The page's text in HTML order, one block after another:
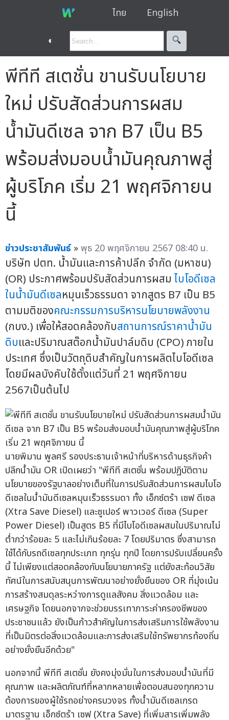
ไทย English
◐ 🔍︎
พีทีที สเตชั่น ขานรับนโยบาย
ใหม่ ปรับสัดส่วนการผสม
น้ำมันดีเซล จาก B7 เป็น B5
พร้อมส่งมอบน้ำมันคุณภาพสู่
ผู้บริโภค เริ่ม 21 พฤศจิกายน
นี้
ข่าวประชาสัมพันธ์ »พุธ 20 พฤศจิกายน 2567 08:40 น.
บริษัท ปตท. น้ำมันและการค้าปลีก จำกัด (มหาชน)
(OR) ประกาศพร้อมปรับสัดส่วนการผสมไบโอดีเซล
ในน้ำมันดีเซลหมุนเร็วธรรมดา จากสูตร B7 เป็น B5
ตามมติของคณะกรรมการบริหารนโยบายพลังงาน
(กบง.) เพื่อให้สอดคล้องกับสถานการณ์ราคาน้ำมัน
ดิบและปริมาณสต๊อกน้ำมันปาล์มดิบ (CPO) ภายใน
ประเทศ ซึ่งเป็นวัตถุดิบสำคัญในการผลิตไบโอดีเซล
โดยมีผลบังคับใช้ตั้งแต่วันที่ 21 พฤศจิกายน
2567เป็นต้นไป
นายพิมาน พูลศรี รองประธานเจ้าหน้าที่บริหารด้านธุรกิจค้า
ปลีกน้ำมัน OR เปิดเผยว่า "พีทีที สเตชั่น พร้อมปฏิบัติตาม
นโยบายของรัฐบาลอย่างเต็มที่ในการปรับสัดส่วนการผสมไบโอ
ดีเซลในน้ำมันดีเซลหมุนเร็วธรรมดา ทั้ง เอ็กซ์ตร้า เซฟ ดีเซล
(Xtra Save Diesel) และซูเปอร์ พาวเวอร์ ดีเซล (Super
Power Diesel) เป็นสูตร B5 ที่มีไบโอดีเซลผสมในปริมาณไม่
ต่ำกว่าร้อยละ 5 และไม่เกินร้อยละ 7 โดยปริมาตร ซึ่งสามารถ
ใช้ได้กับรถดีเซลทุกประเภท ทุกรุ่น ทุกปี โดยการปรับเปลี่ยนครั้ง
นี้ ไม่เพียงแต่สอดคล้องกับนโยบายภาครัฐ แต่ยังสะท้อนวิสัย
ทัศน์ในการสนับสนุนการพัฒนาอย่างยั่งยืนของ OR ที่มุ่งเน้น
การสร้างสมดุลระหว่างการดูแลสังคม สิ่งแวดล้อม และ
เศรษฐกิจ โดยนอกจากจะช่วยบรรเทาภาระค่าครองชีพของ
ประชาชนแล้ว ยังเป็นก้าวสำคัญในการส่งเสริมการใช้พลังงาน
ที่เป็นมิตรต่อสิ่งแวดล้อมและการส่งเสริมใช้ทรัพยากรท้องถิ่น
อย่างยั่งยืนอีกด้วย"
นอกจากนี้ พีทีที สเตชั่น ยังคงมุ่งมั่นในการส่งมอบน้ำมันที่มี
คุณภาพ และผลิตภัณฑ์ที่หลากหลายเพื่อตอบสนองทุกความ
ต้องการของผู้ใช้รถอย่างครบวงจร ทั้งน้ำมันดีเซลเกรด
มาตรฐาน เอ็กซ์ตร้า เซฟ (Xtra Save) ที่เพิ่มสารเพิ่มพลัง